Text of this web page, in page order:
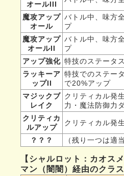
オールIII
魔攻アップ
オール
バトル中、味方
プ
魔攻アップ
オールII
バトル中、味方
プ
アップ強化 特技のステータ
ラッキーア
ップII
特技でのステー
で20%アップ
マジックブ
レイク
クリティカル発
力・魔法防御力
クリティカ
ルアップ
クリティカル発
？？？ （残り一つは適
【シャルロット：カオス
マン（闇闇）経由のクラス